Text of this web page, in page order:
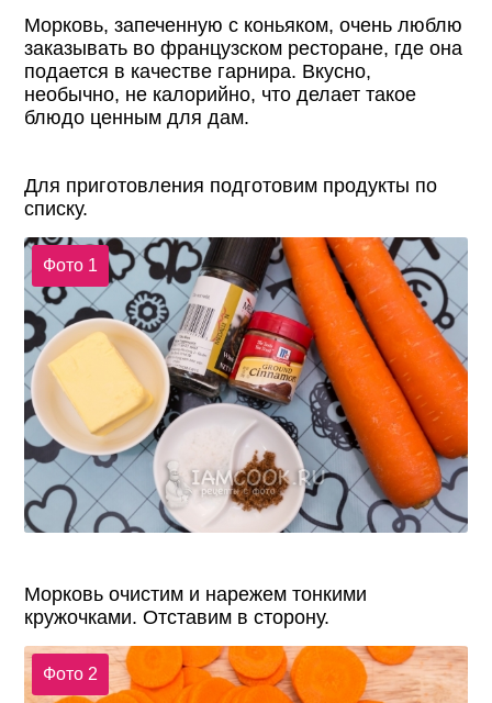
Морковь, запеченную с коньяком, очень люблю
заказывать во французском ресторане, где она
подается в качестве гарнира. Вкусно,
необычно, не калорийно, что делает такое
блюдо ценным для дам.
Для приготовления подготовим продукты по
списку.
Фото 1
Морковь очистим и нарежем тонкими
кружочками. Отставим в сторону.
Фото 2